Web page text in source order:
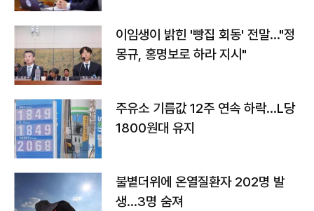
이임생이 밝힌 '빵집 회동' 전말…"정
몽규, 홍명보로 하라 지시"
주유소 기름값 12주 연속 하락…L당
1800원대 유지
불볕더위에 온열질환자 202명 발
생…3명 숨져